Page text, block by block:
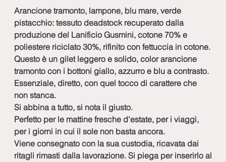
Arancione tramonto, lampone, blu mare, verde
pistacchio: tessuto deadstock recuperato dalla
produzione del Lanificio Gusmini, cotone 70% e
poliestere riciclato 30%, rifinito con fettuccia in cotone.
Questo è un gilet leggero e solido, color arancione
tramonto con i bottoni giallo, azzurro e blu a contrasto.
Essenziale, diretto, con quel tocco di carattere che
non stanca.
Si abbina a tutto, si nota il giusto.
Perfetto per le mattine fresche d'estate, per i viaggi,
per i giorni in cui il sole non basta ancora.
Viene consegnato con la sua custodia, ricavata dai
ritagli rimasti dalla lavorazione. Si piega per inserirlo al